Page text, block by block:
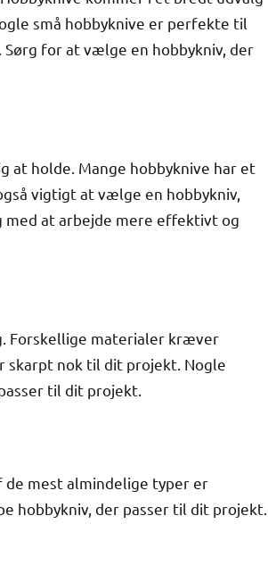
små hobbyknive er perfekte til
for at vælge en hobbykniv, der
at holde. Mange hobbyknive har et
vigtigt at vælge en hobbykniv,
med at arbejde mere effektivt og
Forskellige materialer kræver
skarpt nok til dit projekt. Nogle
til dit projekt.
mest almindelige typer er
hobbykniv, der passer til dit projekt.